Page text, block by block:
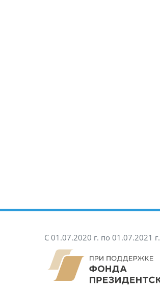
С 01.07.2020 г. по 01.07.2021 г.